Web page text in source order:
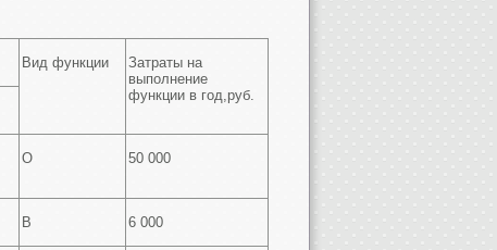
Вид функции
Затраты на
выполнение
функции в год,руб.
О 50 000
В 6 000